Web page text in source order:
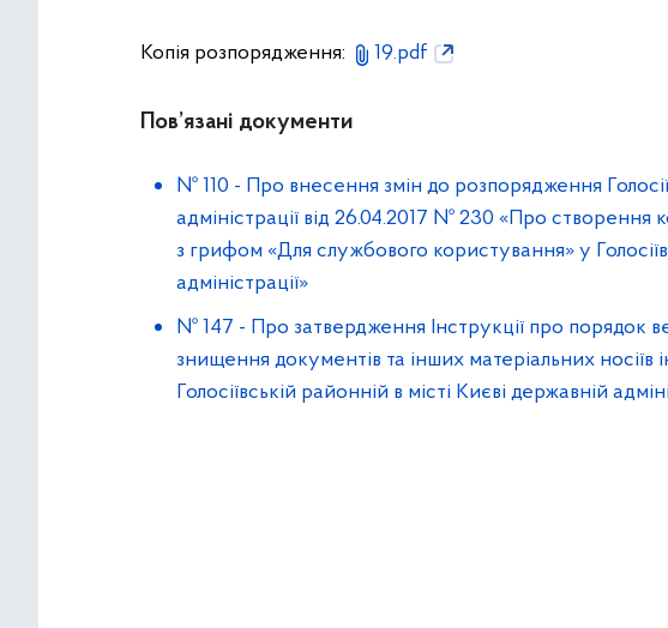
Копія розпорядження: 19.pdf
Пов’язані документи
№ 110 - Про внесення змін до розпорядження
адміністрації від 26.04.2017 № 230 «Про створення
з грифом «Для службового користування» у
адміністрації»
№ 147 - Про затвердження Інструкції про порядок
знищення документів та інших матеріальних
Голосіївській районній в місті Києві державній